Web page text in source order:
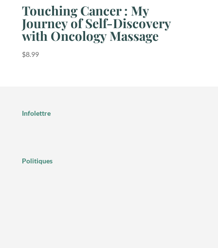
Touching Cancer : My
Journey of Self-Discovery
with Oncology Massage
$8.99
Infolettre
Politiques